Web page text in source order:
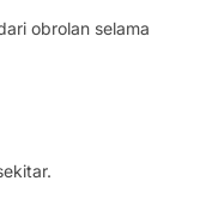
obrolan selama